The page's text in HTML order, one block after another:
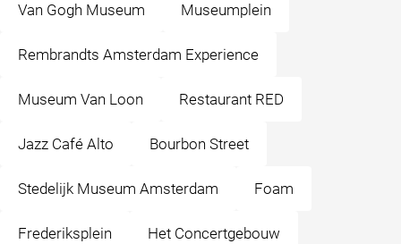
Van Gogh Museum Museumplein
Rembrandts Amsterdam Experience
Museum Van Loon Restaurant RED
Jazz Café Alto Bourbon Street
Stedelijk Museum Amsterdam Foam
Frederiksplein Het Concertgebouw